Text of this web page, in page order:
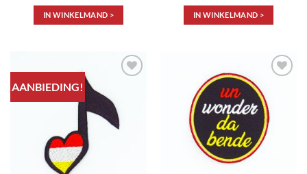
IN WINKELMAND > IN WINKELMAND >
AANBIEDING!
verlanglijst
Toevoegen
aan
verlanglijst